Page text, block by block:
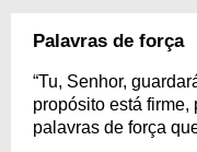
Palavras de força
“Tu, Senhor,
propósito está firme,
palavras de força